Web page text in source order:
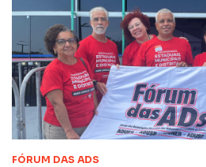
JURÍDICO
FILIE-SE
FÓRUM DAS ADS